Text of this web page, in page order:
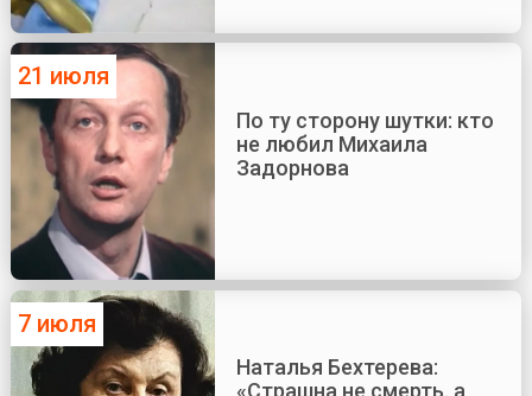
21 июля
По ту сторону шутки: кто
не любил Михаила
Задорнова
7 июля
Наталья Бехтерева:
«Страшна не смерть, а